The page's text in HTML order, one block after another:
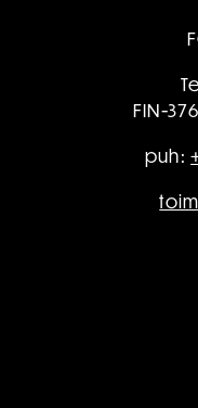
FIN-
puh: